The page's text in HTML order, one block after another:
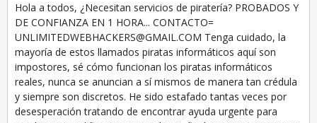
Hola a todos, ¿Necesitan servicios de piratería? PROBADOS Y
DE CONFIANZA EN 1 HORA... CONTACTO=
UNLIMITEDWEBHACKERS@GMAIL.COM Tenga cuidado, la
mayoría de estos llamados piratas informáticos aquí son
impostores, sé cómo funcionan los piratas informáticos
reales, nunca se anuncian a sí mismos de manera tan crédula
y siempre son discretos. He sido estafado tantas veces por
desesperación tratando de encontrar ayuda urgente para